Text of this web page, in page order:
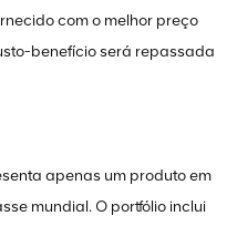
com o melhor preço
benefício será repassada
apenas um produto em
mundial. O portfólio inclui